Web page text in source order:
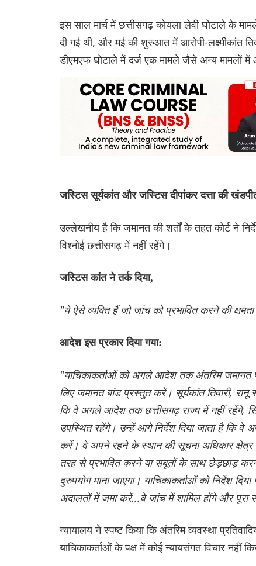
इस साल मार्च में छत्तीसगढ़ कोयला लेवी घोटाले के
दी गई थी, और मई की शुरुआत में आरोपी-लक्ष्मीकांत
डीएमएफ घोटाले में दर्ज एक मामले जैसे अन्य मामलों में
जस्टिस सूर्यकांत और जस्टिस दीपांकर दत्ता की
उल्लेखनीय है कि जमानत की शर्तों के तहत कोर्ट ने
विश्नोई छत्तीसगढ़ में नहीं रहेंगे।
जस्टिस कांत ने तर्क दिया,
"ये ऐसे व्यक्ति हैं जो जांच को प्रभावित करने की
आदेश इस प्रकार दिया गया:
"याचिकाकर्ताओं को अगले आदेश तक अंतरिम जमानत
लिए जमानत बांड प्रस्तुत करें। सूर्यकांत तिवारी, रानू
कि वे अगले आदेश तक छत्तीसगढ़ राज्य में नहीं रहेंगे,
उपस्थित रहेंगे। उन्हें आगे निर्देश दिया जाता है कि वे
करें। वे अपने रहने के स्थान की सूचना अधिकार क्षेत्र
तरह से प्रभावित करने या सबूतों के साथ छेड़छाड़
दुरुपयोग माना जाएगा। याचिकाकर्ताओं को निर्देश
अदालतों में जमा करें...वे जांच में शामिल होंगे और पूरा
न्यायालय ने स्पष्ट किया कि अंतरिम व्यवस्था
याचिकाकर्ताओं के पक्ष में कोई न्यायसंगत विचार नहीं